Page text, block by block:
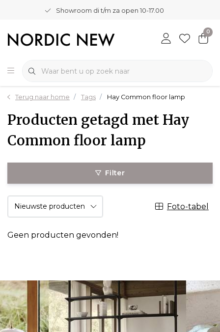
Showroom di t/m za open 10-17.00
0
Terug naar home Tags Hay Common floor lamp
Producten getagd met Hay
Common floor lamp
Filter
Foto-tabel
Geen producten gevonden!